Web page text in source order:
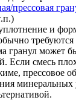
прессовая
и
требуются
гранул может
Если смесь
прессовое